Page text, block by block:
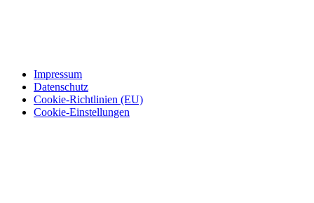
Impressum
Datenschutz
Cookie-Richtlinien (EU)
Cookie-Einstellungen